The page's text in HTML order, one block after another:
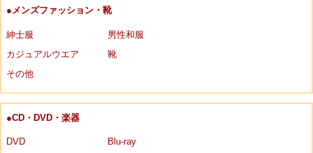
●メンズファッション・靴
紳士服
男性和服
カジュアルウエア
靴
その他
●CD・DVD・楽器
DVD
Blu-ray